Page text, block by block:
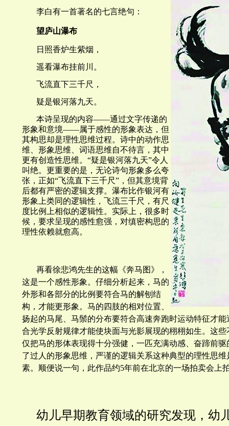
李白有一首著名的七言绝句：
望庐山瀑布
日照香炉生紫烟，
遥看瀑布挂前川。
飞流直下三千尺，
疑是银河落九天。
本诗呈现的内容——通过文字传递的
形象和意境——属于感性的形象表达，但
其构思却是理性思维过程。诗中的动作思
维、形象思维、词语思维自不待言，其中
更有创造性思维。“疑是银河落九天”令人
叫绝。更重要的是，无论诗句形象多么夸
张，正如“飞流直下三千尺”，但其意境背
后都有严密的逻辑支撑。瀑布比作银河有
形象上类同的逻辑性，飞流三千尺，有尺
度比例上相似的逻辑性。实际上，很多时
候，要求呈现的感性愈强，对缜密构思的
理性依赖就愈高。
再看徐悲鸿先生的这幅《奔马图》，
这是一个感性形象。仔细分析起来，马的
外形和各部分的比例要符合马的解刨结
构，才能更形象。马的四肢的相对位置、
扬起的马尾、马鬃的分布要符合高速奔跑时运动特征才
合光学反射规律才能使块面与光影展现的栩栩如生。这
仅把马的形体表现得十分强健，一匹充满动感、奋蹄前
了过人的形象思维，严谨的逻辑关系这种典型的理性思
素。顺便说一句，此作品约5年前在北京的一场拍卖会上
幼儿早期教育领域的研究发现，幼